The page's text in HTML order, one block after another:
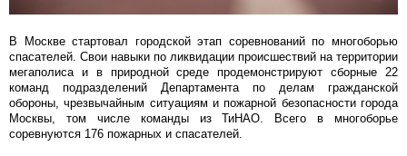
В Москве стартовал городской этап соревнований по многоборью
спасателей. Свои навыки по ликвидации происшествий на территории
мегаполиса и в природной среде продемонстрируют сборные 22
команд подразделений Департамента по делам гражданской
обороны, чрезвычайным ситуациям и пожарной безопасности города
Москвы, том числе команды из ТиНАО. Всего в многоборье
соревнуются 176 пожарных и спасателей.